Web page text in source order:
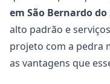
em São Bernardo do
alto padrão e
projeto com a pedra
as vantagens que